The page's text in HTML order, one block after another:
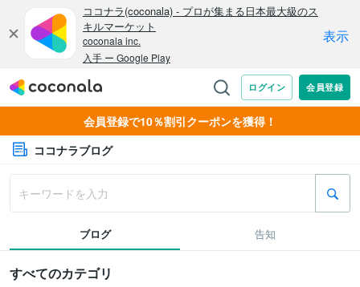
会員登録で10％割引クーポンを獲得！
ココナラブログ
ブログ 告知
すべてのカテゴリ